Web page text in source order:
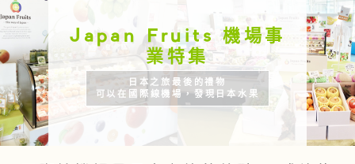
Japan Fruits 機場事
業特集
日本之旅最後的禮物
可以在國際線機場，發現日本水果